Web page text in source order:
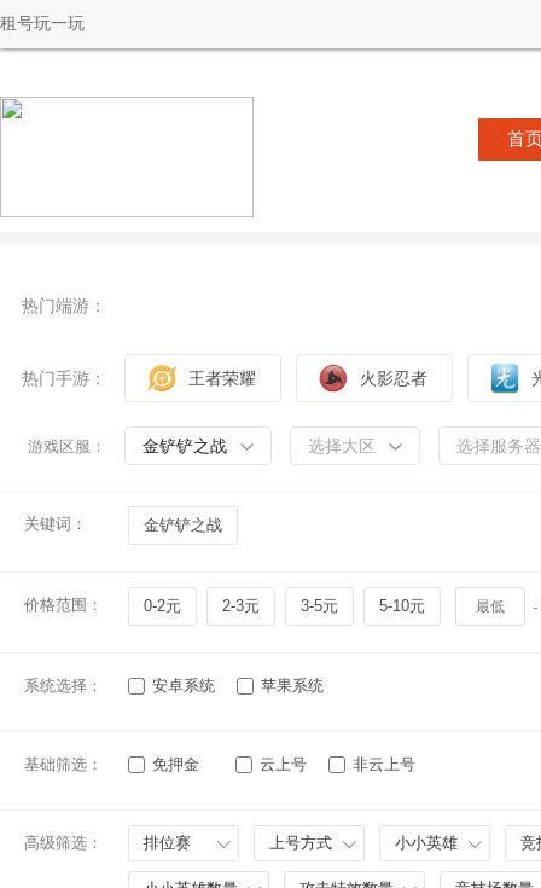
租号玩一玩
首
热门端游：
热门手游： 王者荣耀 火影忍者
游戏区服： 金铲铲之战 选择大区 选择服务器
关键词： 金铲铲之战
价格范围： 0-2元 2-3元 3-5元 5-10元 -
系统选择： 安卓系统 苹果系统
基础筛选： 免押金 云上号 非云上号
高级筛选： 排位赛 上号方式 小小英雄 竞